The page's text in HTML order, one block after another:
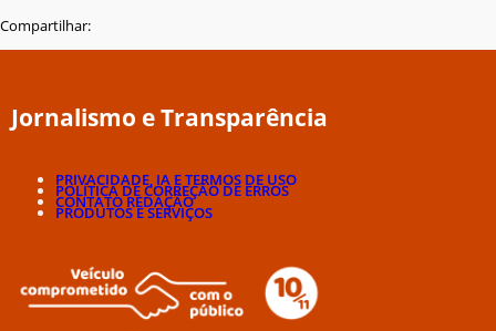
Compartilhar:
Jornalismo e Transparência
PRIVACIDADE, IA E TERMOS DE USO
POLÍTICA DE CORREÇÃO DE ERROS
CONTATO REDAÇÃO
PRODUTOS E SERVIÇOS